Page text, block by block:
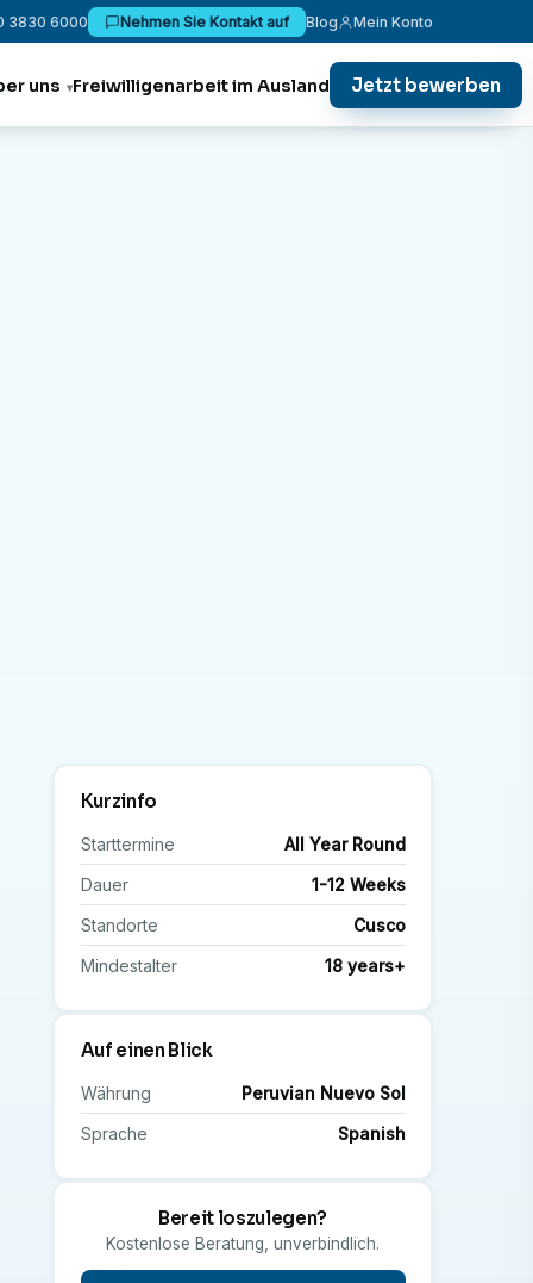
3830 6000 Nehmen Sie Kontakt auf Blog Mein Konto
uns Freiwilligenarbeit im Ausland Jetzt bewerben
Kurzinfo
Starttermine
All Year Round
Dauer
1-12 Weeks
Standorte
Cusco
Mindestalter
18 years+
Auf einen Blick
Währung
Peruvian Nuevo Sol
Sprache
Spanish
Bereit loszulegen?
Kostenlose Beratung, unverbindlich.